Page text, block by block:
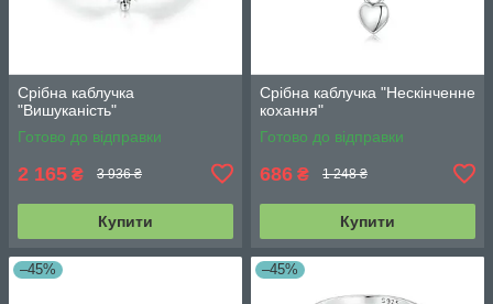
Срібна каблучка
"Вишуканість"
Готово до відправки
2 165 ₴ 3 936 ₴
Купити
Срібна каблучка "Нескінченне
кохання"
Готово до відправки
686 ₴ 1 248 ₴
Купити
–45% –45%